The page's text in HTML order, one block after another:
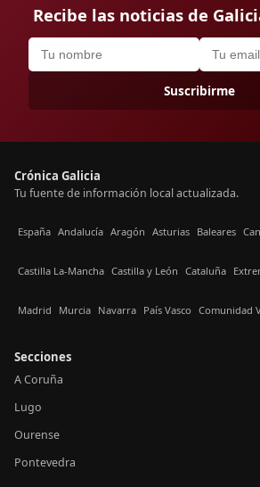
Recibe las noticias de
Suscribirme
Crónica Galicia
Tu fuente de información local actualizada.
España Andalucía Aragón Asturias Baleares
Castilla La-Mancha Castilla y León Cataluña
Madrid Murcia Navarra País Vasco Comunidad
Secciones
A Coruña
Lugo
Ourense
Pontevedra